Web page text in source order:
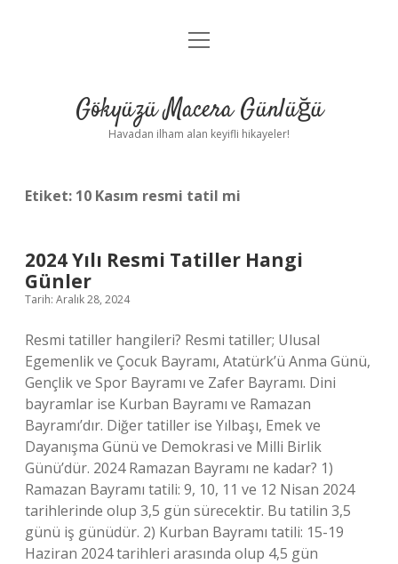
Anasayfa
Yasal Uyarı
menüyü
Gökyüzü Macera Günlüğü
Havadan ilham alan keyifli hikayeler!
Etiket: 10 Kasım resmi tatil mi
2024 Yılı Resmi Tatiller Hangi
Günler
Tarih: Aralık 28, 2024
Resmi tatiller hangileri? Resmi tatiller; Ulusal
Egemenlik ve Çocuk Bayramı, Atatürk’ü Anma Günü,
Gençlik ve Spor Bayramı ve Zafer Bayramı. Dini
bayramlar ise Kurban Bayramı ve Ramazan
Bayramı’dır. Diğer tatiller ise Yılbaşı, Emek ve
Dayanışma Günü ve Demokrasi ve Milli Birlik
Günü’dür. 2024 Ramazan Bayramı ne kadar? 1)
Ramazan Bayramı tatili: 9, 10, 11 ve 12 Nisan 2024
tarihlerinde olup 3,5 gün sürecektir. Bu tatilin 3,5
günü iş günüdür. 2) Kurban Bayramı tatili: 15-19
Haziran 2024 tarihleri ​​arasında olup 4,5 gün